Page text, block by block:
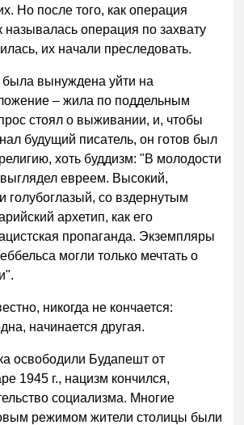
Но после того, как операция
называлась операция по захвату
их начали преследовать.
вынуждена уйти на
– жила по поддельным
стоял о выживании, и, чтобы
будущий писатель, он готов был
хоть буддизм: "В молодости
евреем. Высокий,
голубоглазый, со вздернутым
архетип, как его
пропаганда. Экземпляры
могли только мечтать о
никогда не кончается:
начинается другая.
освободили Будапешт от
1945 г., нацизм кончился,
социализма. Многие
режимом жители столицы были